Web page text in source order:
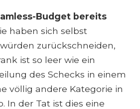
Budget bereits
haben sich selbst
zurückschneiden,
ist so leer wie ein
des Schecks in einem
völlig andere Kategorie in
In der Tat ist dies eine